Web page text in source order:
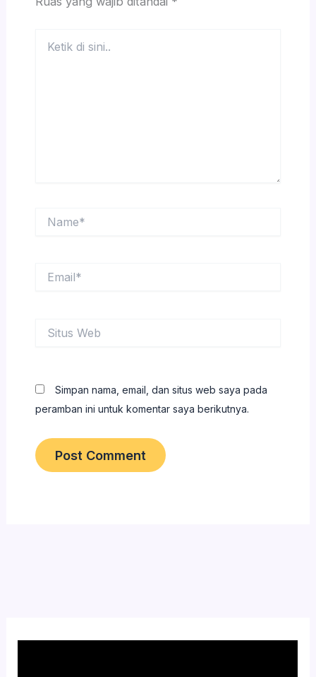
Web
Simpan nama, email, dan situs web saya pada
peramban ini untuk komentar saya berikutnya.